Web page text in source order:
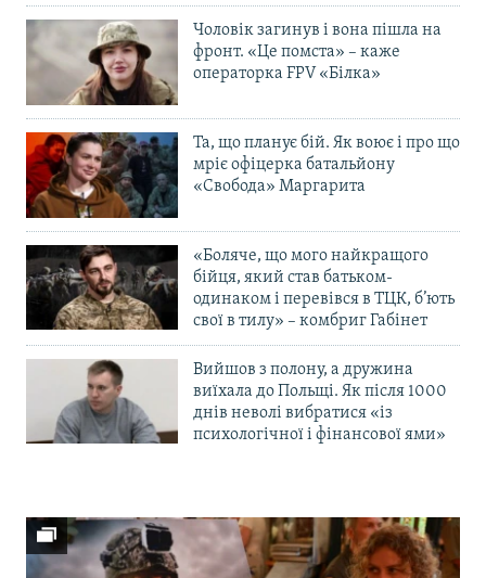
Чоловік загинув і вона пішла на
фронт. «Це помста» – каже
операторка FPV «Білка»
Та, що планує бій. Як воює і про що
мріє офіцерка батальйону
«Свобода» Маргарита
«Боляче, що мого найкращого
бійця, який став батьком-
одинаком і перевівся в ТЦК, б’ють
свої в тилу» – комбриг Габінет
Вийшов з полону, а дружина
виїхала до Польщі. Як після 1000
днів неволі вибратися «із
психологічної і фінансової ями»